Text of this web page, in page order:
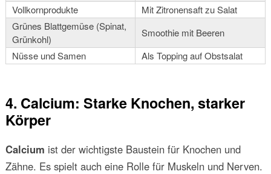
Vollkornprodukte
Mit Zitronensaft zu Salat
Grünes Blattgemüse (Spinat,
Grünkohl)
Smoothie mit Beeren
Nüsse und Samen
Als Topping auf Obstsalat
4. Calcium: Starke Knochen, starker
Körper
Calcium ist der wichtigste Baustein für Knochen und
Zähne. Es spielt auch eine Rolle für Muskeln und Nerven.